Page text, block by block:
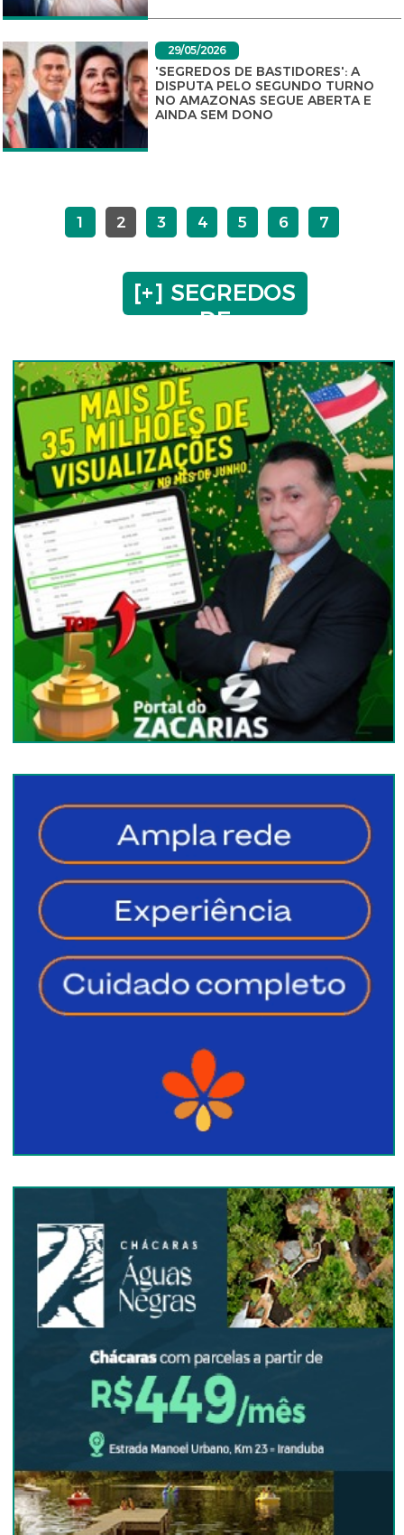
29/05/2026
'SEGREDOS DE BASTIDORES': A
DISPUTA PELO SEGUNDO TURNO
NO AMAZONAS SEGUE ABERTA E
AINDA SEM DONO
1 2 3 4 5 6 7
[+] SEGREDOS
DE